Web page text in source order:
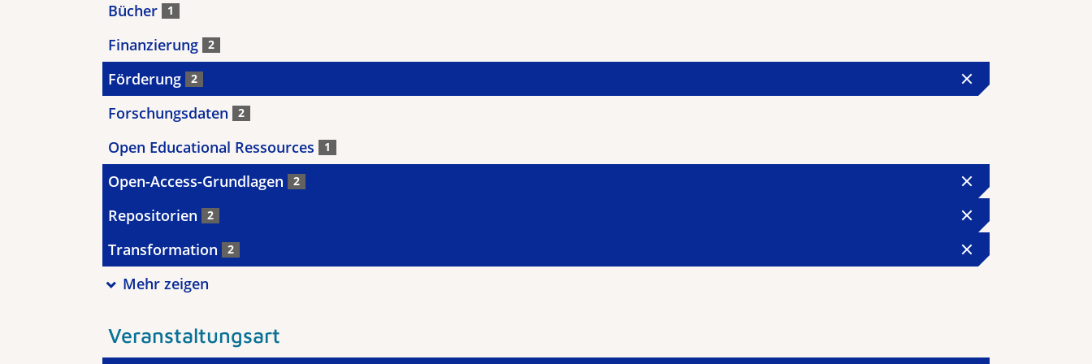
Bücher 1
Finanzierung 2
Förderung 2
Forschungsdaten 2
Open Educational Ressources 1
Open-Access-Grundlagen 2
Repositorien 2
Transformation 2
Mehr zeigen
Veranstaltungsart